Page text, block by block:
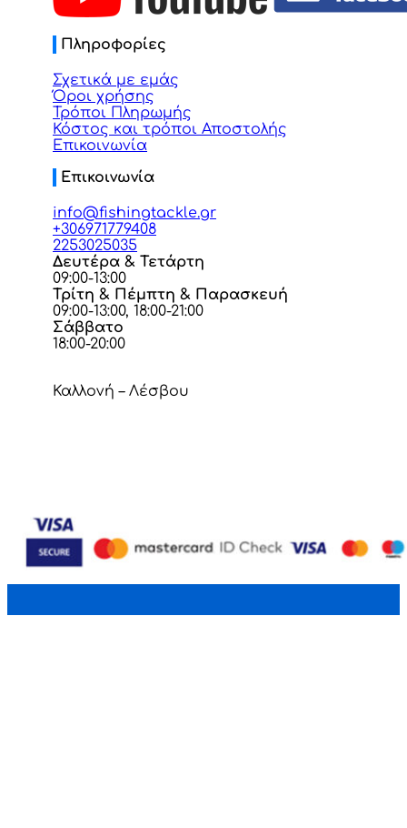
Πληροφορίες
Σχετικά με εμάς
Όροι χρήσης
Τρόποι Πληρωμής
Κόστος και τρόποι Αποστολής
Επικοινωνία
Επικοινωνία
info@fishingtackle.gr
+306971779408
2253025035
Δευτέρα & Τετάρτη
09:00-13:00
Τρίτη & Πέμπτη & Παρασκευή
09:00-13:00, 18:00-21:00
Σάββατο
18:00-20:00
Καλλονή – Λέσβου